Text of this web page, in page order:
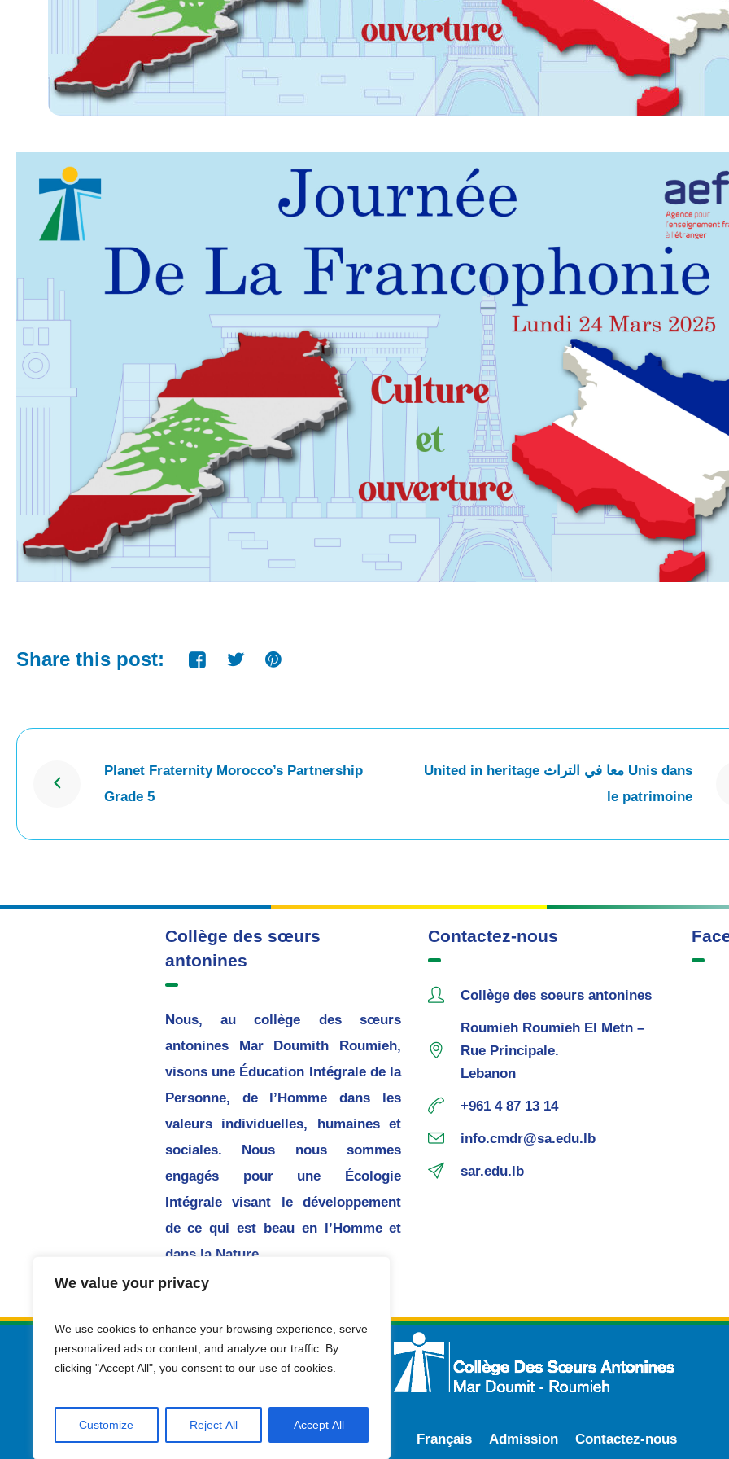
We value your privacy
We use cookies to enhance your browsing experience, serve
personalized ads or content, and analyze our traffic. By
clicking "Accept All", you consent to our use of cookies.
Customize Reject All Accept All
Share this post:
Planet Fraternity Morocco’s Partnership
Grade 5
United in heritage معا في التراث Unis dans
le patrimoine
Collège des sœurs
antonines
Nous, au collège des sœurs
antonines Mar Doumith Roumieh,
visons une Éducation Intégrale de la
Personne, de l’Homme dans les
valeurs individuelles, humaines et
sociales. Nous nous sommes
engagés pour une Écologie
Intégrale visant le développement
de ce qui est beau en l’Homme et
dans la Nature.
Contactez-nous
Collège des soeurs antonines
Roumieh Roumieh El Metn –
Rue Principale.
Lebanon
+961 4 87 13 14
info.cmdr@sa.edu.lb
sar.edu.lb
Français Admission Contactez-nous